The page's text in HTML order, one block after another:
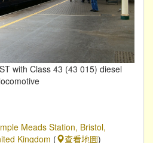
with Class 43 (43 015) diesel
locomotive
Meads Station, Bristol,
Kingdom ( 查看地圖)